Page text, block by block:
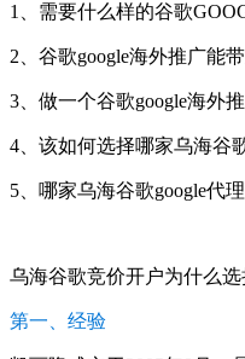
1、需要什么样的谷歌
2、谷歌google海外推广能
3、做一个谷歌google海外
4、该如何选择哪家乌海谷
5、哪家乌海谷歌google代
乌海谷歌竞价开户为什么选
第一、经验